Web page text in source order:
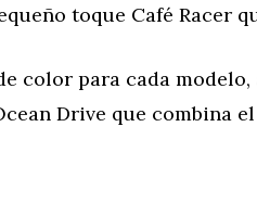
toque Café Racer
color para cada
Drive que combina